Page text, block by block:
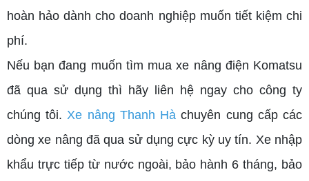
hoàn hảo dành cho doanh nghiệp muốn tiết kiệm chi
phí.
Nếu bạn đang muốn tìm mua xe nâng điện Komatsu
đã qua sử dụng thì hãy liên hệ ngay cho công ty
chúng tôi. Xe nâng Thanh Hà chuyên cung cấp các
dòng xe nâng đã qua sử dụng cực kỳ uy tín. Xe nhập
khẩu trực tiếp từ nước ngoài, bảo hành 6 tháng, bảo